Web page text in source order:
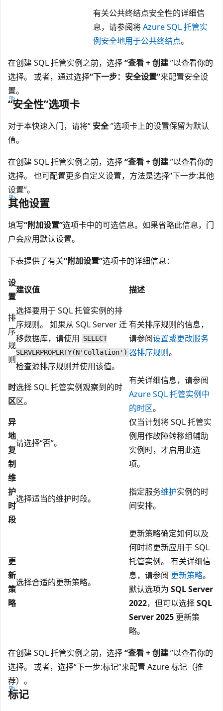
有关公共终结点安全性的详细信
息，请参阅将Azure SQL 托管实
例安全地用于公共终结点。
在创建 SQL 托管实例之前，选择“查看 + 创建”以查看你的
选择。 或者，通过选择“下一步：安全设置”来配置安全设
置。
“安全性”选项卡
对于本快速入门，请将“ 安全”选项卡上的设置保留为默认
值。
在创建 SQL 托管实例之前，选择“查看 + 创建”以查看你的
选择。 也可配置更多自定义设置，方法是选择“下一步:其他
设置”。
其他设置
填写“附加设置”选项卡中的可选信息。如果省略此信息，门
户会应用默认设置。
下表提供了有关“附加设置”选项卡的详细信息：
设
置
建议值 描述
排
序
规
则
选择要用于 SQL 托管实例的排
序规则。 如果从 SQL Server 迁
移数据库，请使用 SELECT
SERVERPROPERTY(N'Collation')
检查源排序规则并使用该值。
有关排序规则的信息，
请参阅设置或更改服务
器排序规则。
时
区
选择 SQL 托管实例观察到的时
区。
有关详细信息，请参阅
Azure SQL 托管实例中
的时区。
异
地
复
制
请选择“否”。
仅当计划将 SQL 托管实
例用作故障转移组辅助
实例时，才启用此选
项。
维
护
时
段
选择适当的维护时段。
指定服务维护实例的时
间安排。
更
新
策
略
选择合适的更新策略。
更新策略确定如何以及
何时将更新应用于 SQL
托管实例。 有关详细信
息，请参阅 更新策略。
默认选项为 SQL Server
2022，但可以选择SQL
Server 2025 更新策
略。
在创建 SQL 托管实例之前，选择“查看 + 创建”以查看你的
选择。 或者，选择“下一步:标记”来配置 Azure 标记（推
荐）。
标记